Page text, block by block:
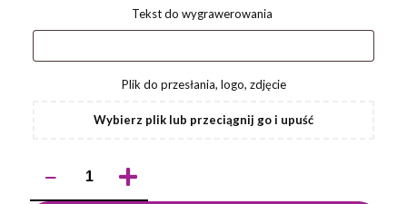
Tekst do wygrawerowania
Plik do przesłania, logo, zdjęcie
Wybierz plik lub przeciągnij go i upuść
Drewniany